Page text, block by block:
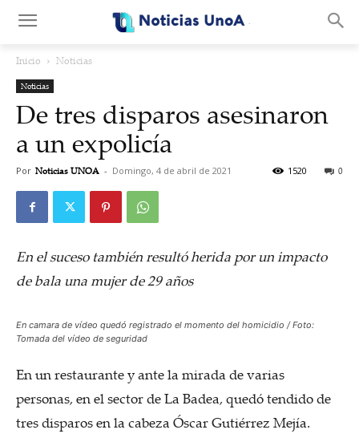
Inicio Noticias
Noticias
De tres disparos asesinaron
a un expolicía
Por Noticias UNOA - Domingo, 4 de abril de 2021 0
1520
En el suceso también resultó herida por un impacto
de bala una mujer de 29 años
En camara de vídeo quedó registrado el momento del homicidio / Foto:
Tomada del vídeo de seguridad
En un restaurante y ante la mirada de varias
personas, en el sector de La Badea, quedó tendido de
tres disparos en la cabeza Óscar Gutiérrez Mejía.